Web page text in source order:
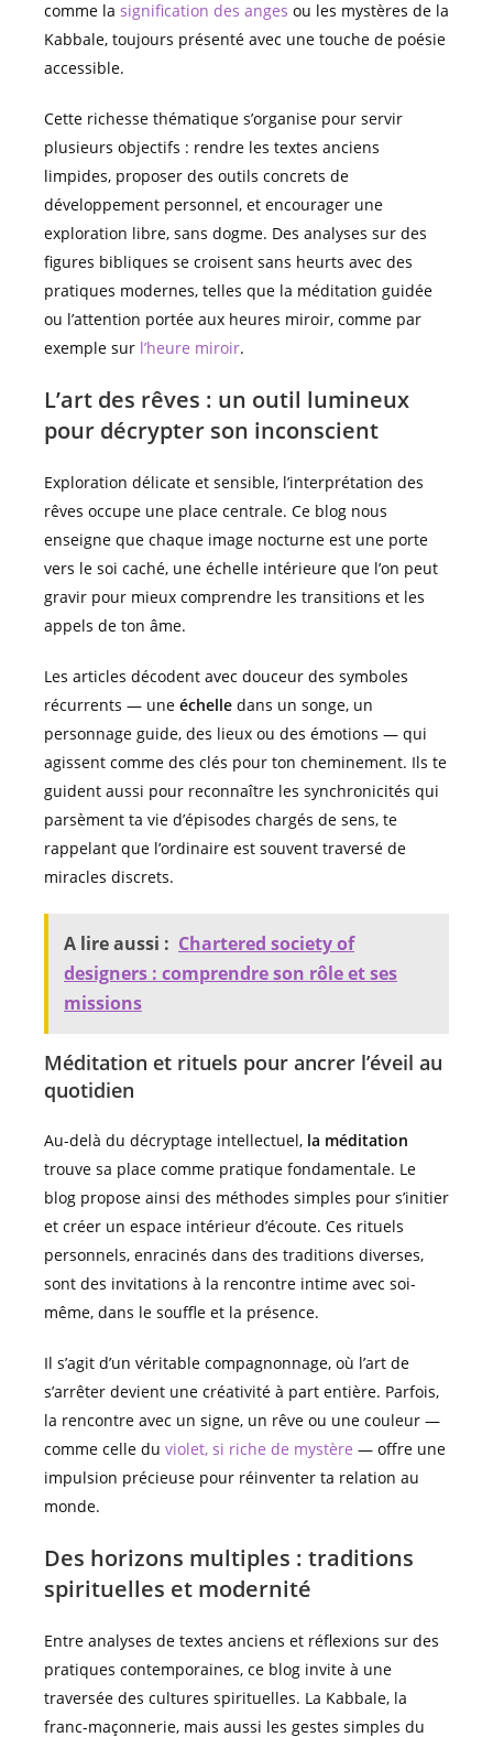
comme la signification des anges ou les mystères de la
Kabbale, toujours présenté avec une touche de poésie
accessible.
Cette richesse thématique s’organise pour servir
plusieurs objectifs : rendre les textes anciens
limpides, proposer des outils concrets de
développement personnel, et encourager une
exploration libre, sans dogme. Des analyses sur des
figures bibliques se croisent sans heurts avec des
pratiques modernes, telles que la méditation guidée
ou l’attention portée aux heures miroir, comme par
exemple sur l’heure miroir.
L’art des rêves : un outil lumineux
pour décrypter son inconscient
Exploration délicate et sensible, l’interprétation des
rêves occupe une place centrale. Ce blog nous
enseigne que chaque image nocturne est une porte
vers le soi caché, une échelle intérieure que l’on peut
gravir pour mieux comprendre les transitions et les
appels de ton âme.
Les articles décodent avec douceur des symboles
récurrents — une échelle dans un songe, un
personnage guide, des lieux ou des émotions — qui
agissent comme des clés pour ton cheminement. Ils te
guident aussi pour reconnaître les synchronicités qui
parsèment ta vie d’épisodes chargés de sens, te
rappelant que l’ordinaire est souvent traversé de
miracles discrets.
A lire aussi : Chartered society of
designers : comprendre son rôle et ses
missions
Méditation et rituels pour ancrer l’éveil au
quotidien
Au-delà du décryptage intellectuel, la méditation
trouve sa place comme pratique fondamentale. Le
blog propose ainsi des méthodes simples pour s’initier
et créer un espace intérieur d’écoute. Ces rituels
personnels, enracinés dans des traditions diverses,
sont des invitations à la rencontre intime avec soi-
même, dans le souffle et la présence.
Il s’agit d’un véritable compagnonnage, où l’art de
s’arrêter devient une créativité à part entière. Parfois,
la rencontre avec un signe, un rêve ou une couleur —
comme celle du violet, si riche de mystère — offre une
impulsion précieuse pour réinventer ta relation au
monde.
Des horizons multiples : traditions
spirituelles et modernité
Entre analyses de textes anciens et réflexions sur des
pratiques contemporaines, ce blog invite à une
traversée des cultures spirituelles. La Kabbale, la
franc-maçonnerie, mais aussi les gestes simples du